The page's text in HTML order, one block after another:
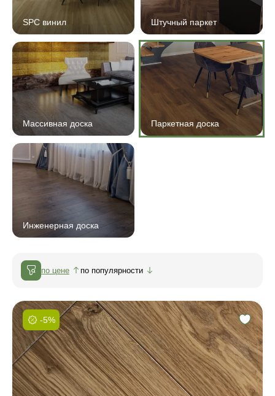
SPC винил Штучный паркет
Массивная доска Паркетная доска
Инженерная доска
по цене по популярности
-5%
Фаска:
Соединение:
Обработка:
Длина:
Ширина: